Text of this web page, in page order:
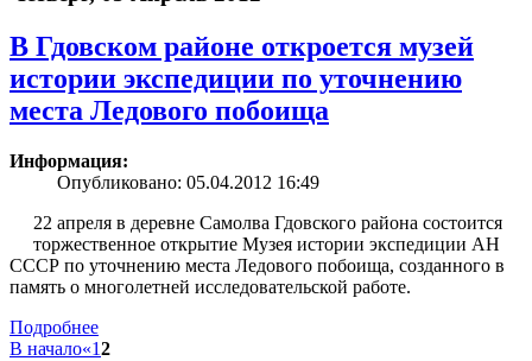
В Гдовском районе откроется музей
истории экспедиции по уточнению
места Ледового побоища
Информация:
Опубликовано: 05.04.2012 16:49
22 апреля в деревне Самолва Гдовского района состоится
торжественное открытие Музея истории экспедиции АН
СССР по уточнению места Ледового побоища, созданного в
память о многолетней исследовательской работе.
Подробнее
В начало«12